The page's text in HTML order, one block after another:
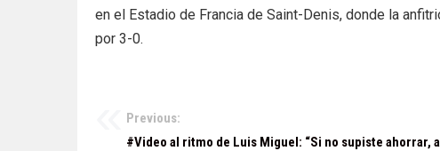
en el Estadio de Francia de Saint-Denis, donde la
por 3-0.
Navegación
Previous:
#Video al ritmo de Luis Miguel: “Si no supiste ahorrar,